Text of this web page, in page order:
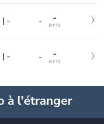
| - - -
km/h
| - - -
km/h
à l'étranger